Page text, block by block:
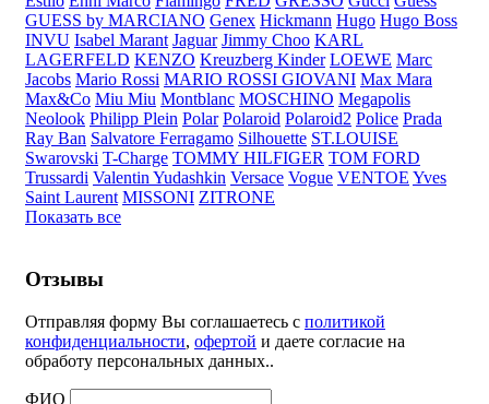
GUESS by MARCIANO Genex Hickmann Hugo Hugo Boss
INVU Isabel Marant Jaguar Jimmy Choo KARL
LAGERFELD KENZO Kreuzberg Kinder LOEWE Marc
Jacobs Mario Rossi MARIO ROSSI GIOVANI Max Mara
Max&Co Miu Miu Montblanc MOSCHINO Megapolis
Neolook Philipp Plein Polar Polaroid Polaroid2 Police Prada
Ray Ban Salvatore Ferragamo Silhouette ST.LOUISE
Swarovski T-Charge TOMMY HILFIGER TOM FORD
Trussardi Valentin Yudashkin Versace Vogue VENTOE Yves
Saint Laurent MISSONI ZITRONE
Показать все
Отзывы
Отправляя форму Вы соглашаетесь с политикой
конфиденциальности, офертой и даете согласие на
обработу персональных данных..
ФИО